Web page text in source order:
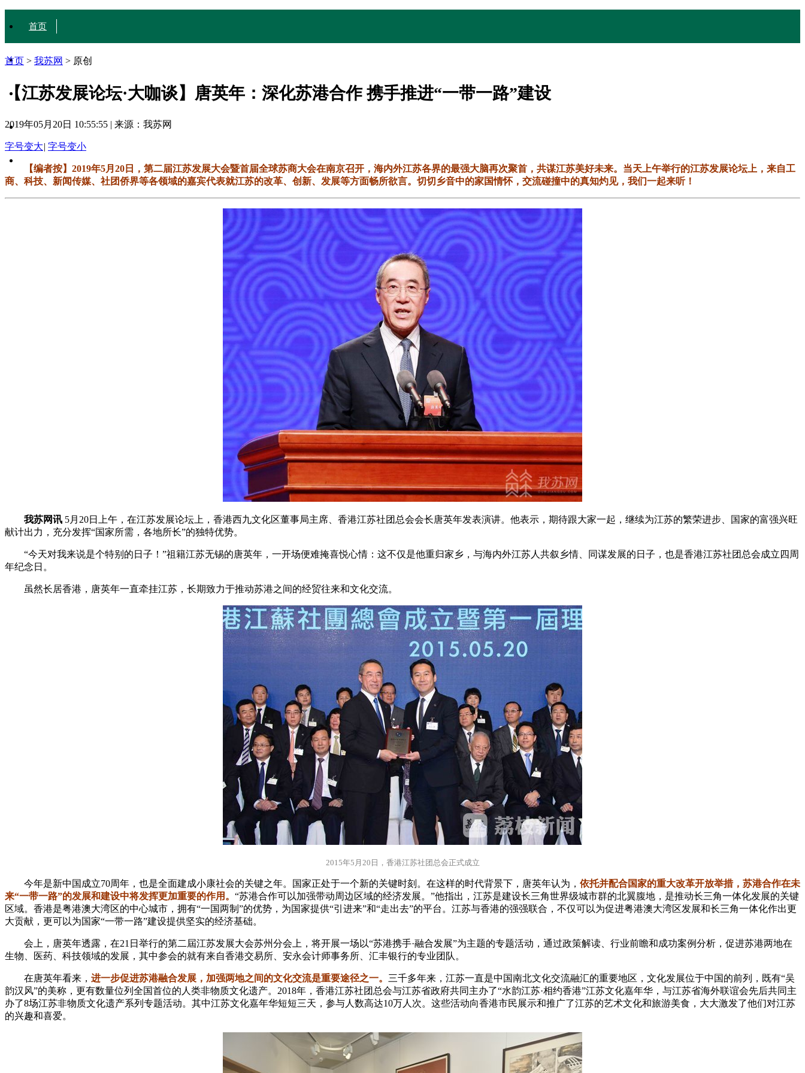
首页
城·事
人·文
行·色
首页 > 我苏网 > 原创
【江苏发展论坛·大咖谈】唐英年：深化苏港合作 携手推进“一带一路”建设
2019年05月20日 10:55:55 | 来源：我苏网
字号变大| 字号变小
【编者按】2019年5月20日，第二届江苏发展大会暨首届全球苏商大会在南京召开，海内外江苏各界的最强大脑再次聚首，共谋江苏美好未来。当天上午举行的江苏发展论坛上，来自工
商、科技、新闻传媒、社团侨界等各领域的嘉宾代表就江苏的改革、创新、发展等方面畅所欲言。切切乡音中的家国情怀，交流碰撞中的真知灼见，我们一起来听！
我苏网讯 5月20日上午，在江苏发展论坛上，香港西九文化区董事局主席、香港江苏社团总会会长唐英年发表演讲。他表示，期待跟大家一起，继续为江苏的繁荣进步、国家的富强兴旺
献计出力，充分发挥“国家所需，各地所长”的独特优势。
“今天对我来说是个特别的日子！”祖籍江苏无锡的唐英年，一开场便难掩喜悦心情：这不仅是他重归家乡，与海内外江苏人共叙乡情、同谋发展的日子，也是香港江苏社团总会成立四周
年纪念日。
虽然长居香港，唐英年一直牵挂江苏，长期致力于推动苏港之间的经贸往来和文化交流。
2015年5月20日，香港江苏社团总会正式成立
今年是新中国成立70周年，也是全面建成小康社会的关键之年。国家正处于一个新的关键时刻。在这样的时代背景下，唐英年认为， 依托并配合国家的重大改革开放举措，苏港合作在未
来“一带一路”的发展和建设中将发挥更加重要的作用。 “苏港合作可以加强带动周边区域的经济发展。”他指出，江苏是建设长三角世界级城市群的北翼腹地，是推动长三角一体化发展的关键
区域。香港是粤港澳大湾区的中心城市，拥有“一国两制”的优势，为国家提供“引进来”和“走出去”的平台。江苏与香港的强强联合，不仅可以为促进粤港澳大湾区发展和长三角一体化作出更
大贡献，更可以为国家“一带一路”建设提供坚实的经济基础。
会上，唐英年透露，在21日举行的第二屆江苏发展大会苏州分会上，将开展一场以“苏港携手·融合发展”为主题的专题活动，通过政策解读、行业前瞻和成功案例分析，促进苏港两地在
生物、医药、科技领域的发展，其中参会的就有来自香港交易所、安永会计师事务所、 汇丰银行的专业团队。
在唐英年看来， 进一步促进苏港融合发展，加强两地之间的文化交流是重要途径之一。 三千多年来，江苏一直是中国南北文化交流融汇的重要地区，文化发展位于中国的前列，既有“吴
韵汉风”的美称，更有数量位列全国首位的人类非物质文化遗产。2018年，香港江苏社团总会与江苏省政府共同主办了“水韵江苏·相约香港”江苏文化嘉年华，与江苏省海外联谊会先后共同主
办了8场江苏非物质文化遗产系列专题活动。其中江苏文化嘉年华短短三天，参与人数高达10万人次。这些活动向香港市民展示和推广了江苏的艺术文化和旅游美食，大大激发了他们对江苏
的兴趣和喜爱。